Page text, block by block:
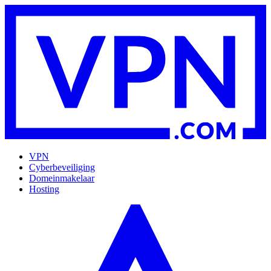
VPN
Cyberbeveiliging
Domeinmakelaar
Hosting